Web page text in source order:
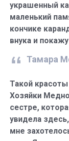
украшенный
маленький
кончике
внука и
Тамара
Такой
Хозяйки
сестре,
увидела
мне